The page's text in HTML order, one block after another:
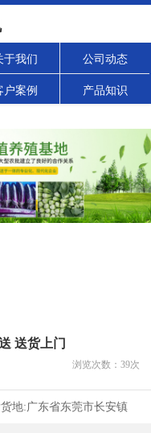
于我们 公司动态
户案例 产品知识
送货上门
浏览次数： 39次
地:广东省东莞市长安镇